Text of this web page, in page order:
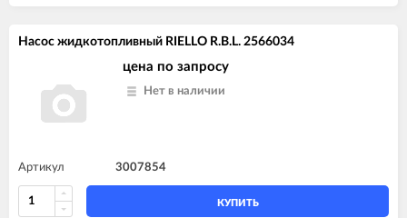
Насос жидкотопливный RIELLO R.B.L. 2566034
цена по запросу
Нет в наличии
Артикул 3007854
КУПИТЬ